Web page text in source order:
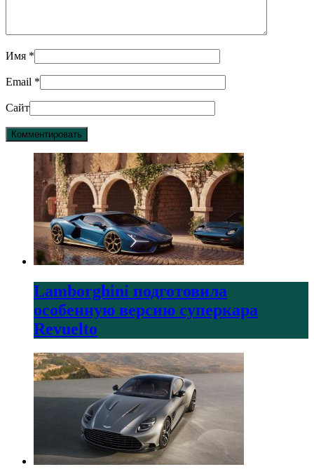
Имя *
Email *
Сайт
Lamborghini подготовила
особенную версию суперкара
Revuelto